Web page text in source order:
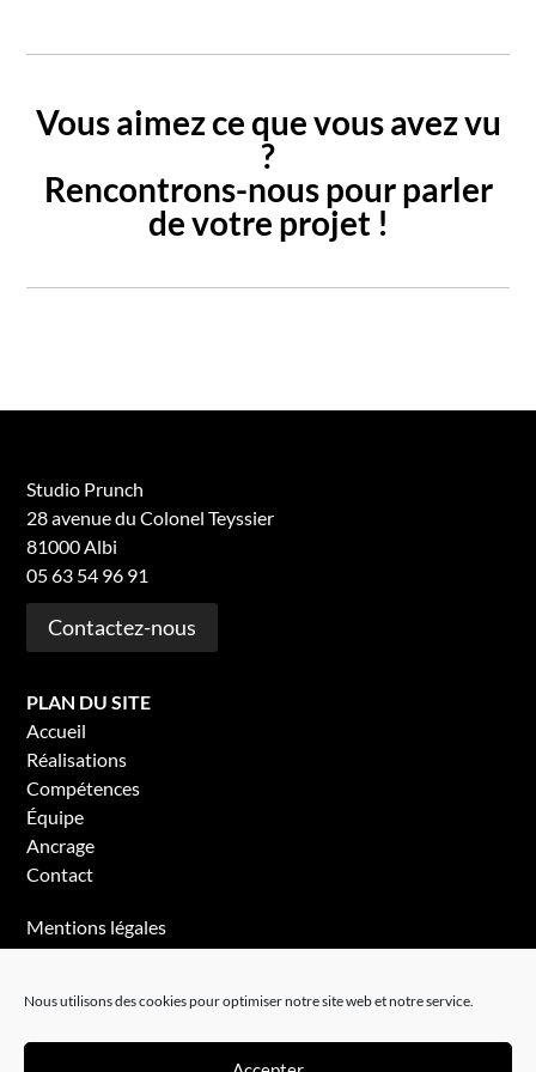
Nous utilisons des cookies pour optimiser notre site web et notre service.
Vous aimez ce que vous avez vu
?
Rencontrons-nous pour parler
de votre projet !
Studio Prunch
28 avenue du Colonel Teyssier
81000 Albi
05 63 54 96 91
Contactez-nous
PLAN DU SITE
Accueil
Réalisations
Compétences
Équipe
Ancrage
Contact
Mentions légales
Politique de confidentialité